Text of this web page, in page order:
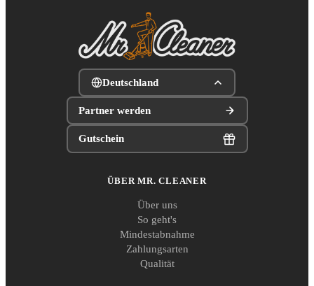
Deutschland
Partner werden
Gutschein
ÜBER MR. CLEANER
Über uns
So geht's
Mindestabnahme
Zahlungsarten
Qualität